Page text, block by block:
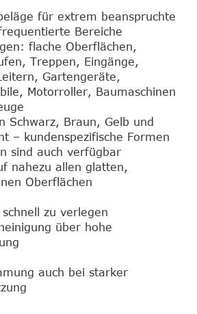
für extrem beanspruchte
Bereiche
flache Oberflächen,
Treppen, Eingänge,
Gartengeräte,
Motorroller, Baumaschinen
Schwarz, Braun, Gelb und
– kundenspezifische Formen
sind auch verfügbar
nahezu allen glatten,
Oberflächen
schnell zu verlegen
über hohe
auch bei starker